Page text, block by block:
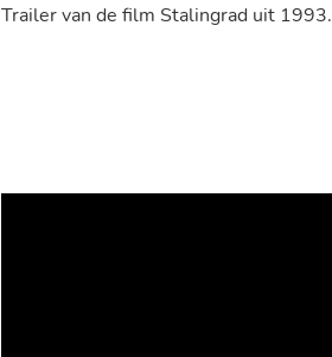
Trailer van de film Stalingrad uit 1993.